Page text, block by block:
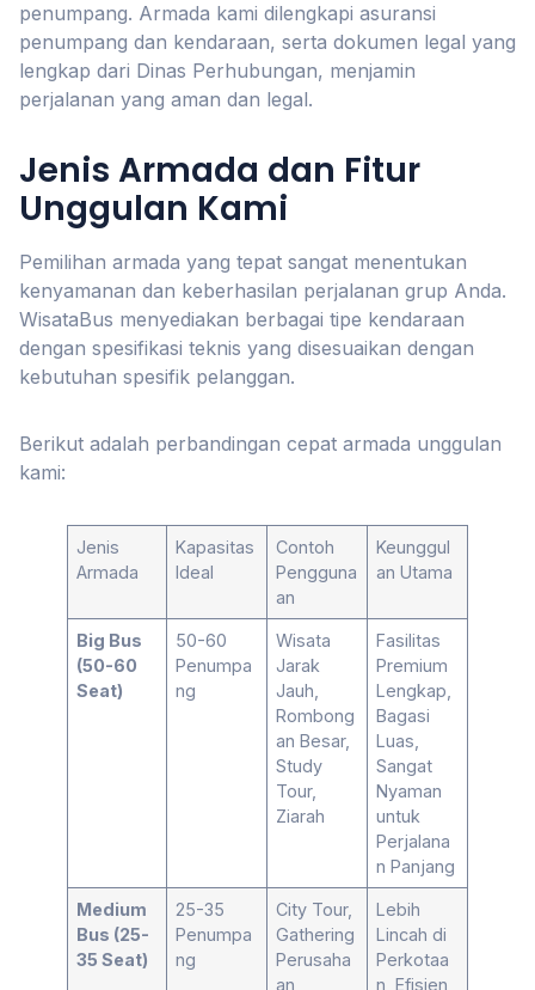
penumpang. Armada kami dilengkapi asuransi
penumpang dan kendaraan, serta dokumen legal yang
lengkap dari Dinas Perhubungan, menjamin
perjalanan yang aman dan legal.
Jenis Armada dan Fitur
Unggulan Kami
Pemilihan armada yang tepat sangat menentukan
kenyamanan dan keberhasilan perjalanan grup Anda.
WisataBus menyediakan berbagai tipe kendaraan
dengan spesifikasi teknis yang disesuaikan dengan
kebutuhan spesifik pelanggan.
Berikut adalah perbandingan cepat armada unggulan
kami:
Jenis
Armada
Kapasitas
Ideal
Contoh
Pengguna
an
Keunggul
an Utama
Big Bus
(50-60
Seat)
50-60
Penumpa
ng
Wisata
Jarak
Jauh,
Rombong
an Besar,
Study
Tour,
Ziarah
Fasilitas
Premium
Lengkap,
Bagasi
Luas,
Sangat
Nyaman
untuk
Perjalana
n Panjang
Medium
Bus (25-
35 Seat)
25-35
Penumpa
ng
City Tour,
Gathering
Perusaha
an,
Lebih
Lincah di
Perkotaa
n, Efisien